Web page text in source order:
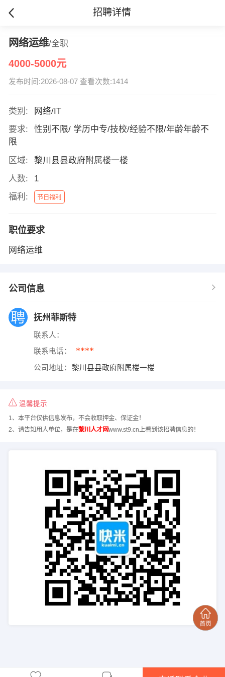
招聘详情
网络运维/全职
4000-5000元
发布时间:2026-08-07 查看次数:1414
类别:
网络/IT
要求:
性别不限/ 学历中专/技校/经验不限/年龄年龄不
限
区域:
黎川县县政府附属楼一楼
人数:
1
福利:
节日福利
职位要求
网络运维
公司信息
抚州菲斯特
联系人：
联系电话： ****
公司地址： 黎川县县政府附属楼一楼
温馨提示
1、本平台仅供信息发布，不会收取押金、保证金！
2、请告知用人单位，是在黎川人才网www.st9.cn上看到该招聘信息的！